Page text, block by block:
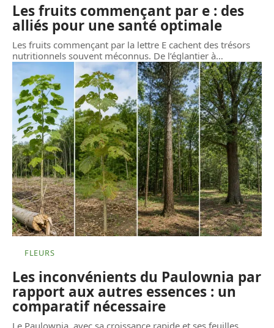
Les fruits commençant par e : des
alliés pour une santé optimale
Les fruits commençant par la lettre E cachent des trésors
nutritionnels souvent méconnus. De l’églantier à…
FLEURS
Les inconvénients du Paulownia par
rapport aux autres essences : un
comparatif nécessaire